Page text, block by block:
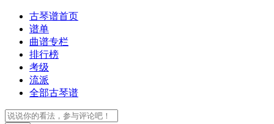
古琴谱首页
谱单
曲谱专栏
排行榜
考级
流派
全部古琴谱